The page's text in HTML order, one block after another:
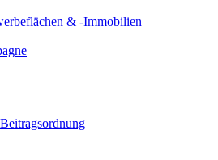
& -Immobilien